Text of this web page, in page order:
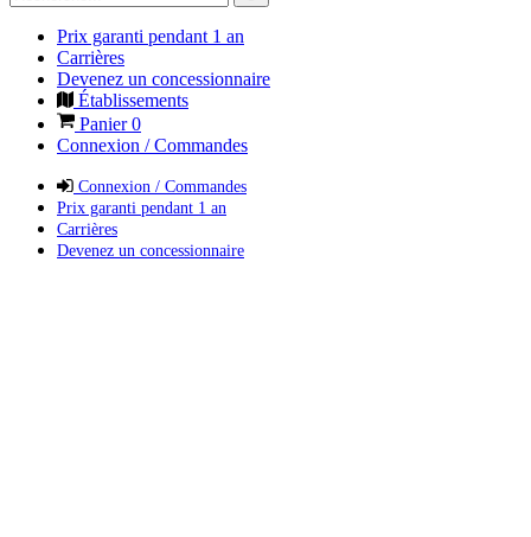
Prix garanti pendant 1 an
Carrières
Devenez un concessionnaire
Établissements
Panier0
Connexion / Commandes
Connexion / Commandes
Prix garanti pendant 1 an
Carrières
Devenez un concessionnaire